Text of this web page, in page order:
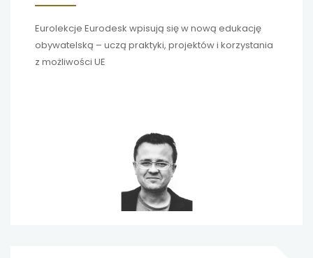
Eurolekcje Eurodesk wpisują się w nową edukację
obywatelską – uczą praktyki, projektów i korzystania
z możliwości UE